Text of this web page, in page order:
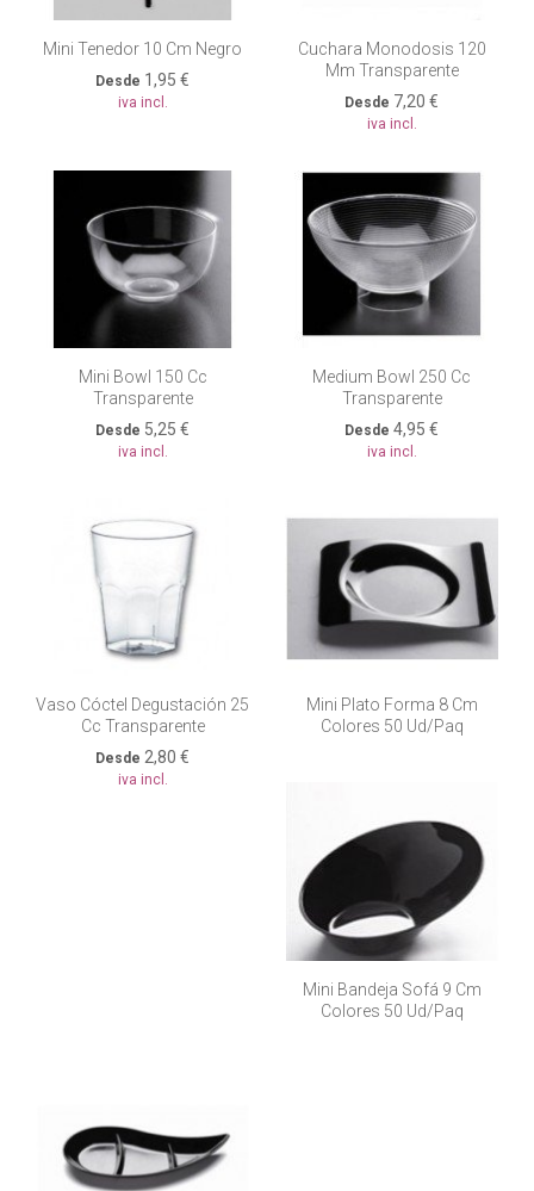
Mini Tenedor 10 Cm Negro
Desde 1,95 €
iva incl.
Cuchara Monodosis 120
Mm Transparente
Desde 7,20 €
iva incl.
Mini Bowl 150 Cc
Transparente
Desde 5,25 €
iva incl.
Medium Bowl 250 Cc
Transparente
Desde 4,95 €
iva incl.
Vaso Cóctel Degustación 25
Cc Transparente
Desde 2,80 €
iva incl.
Mini Plato Forma 8 Cm
Colores 50 Ud/paq
Mini Bandeja Sofá 9 Cm
Colores 50 Ud/paq